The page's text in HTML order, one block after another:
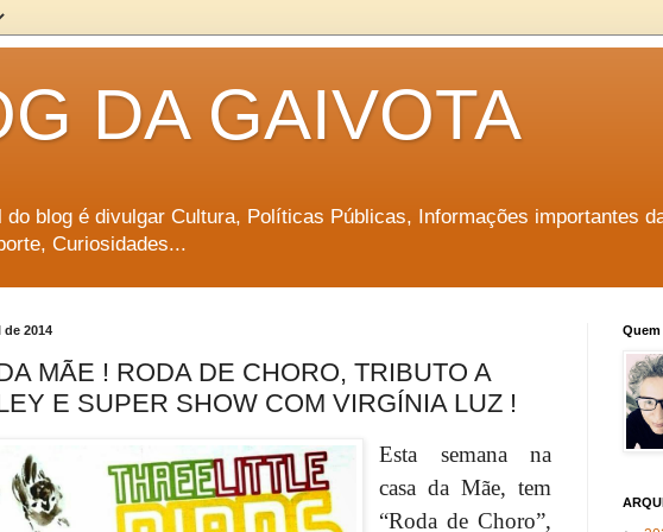
DA GAIVOTA
do blog é divulgar Cultura, Políticas Públicas, Informações importantes
Curiosidades...
de 2014
MÃE ! RODA DE CHORO, TRIBUTO A
E SUPER SHOW COM VIRGÍNIA LUZ !
Esta semana na
casa da Mãe, tem
“Roda de Choro”,